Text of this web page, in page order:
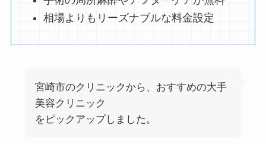
相場よりもリーズナブルな料金設定
宮崎市のクリニックから、おすすめの大手
美容クリニック
をピックアップしました。